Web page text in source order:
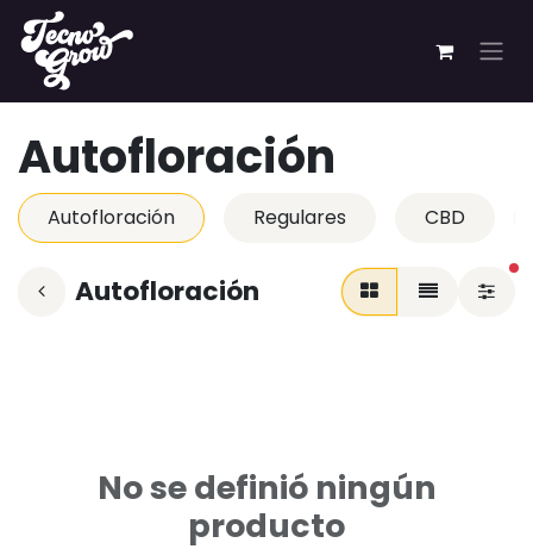
Ir al contenido
Autofloración
Autofloración Regulares CBD
Autofloración
No se definió ningún
producto